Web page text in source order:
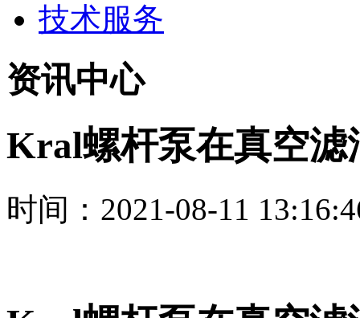
技术服务
资讯中心
Kral螺杆泵在真空滤
时间：2021-08-11